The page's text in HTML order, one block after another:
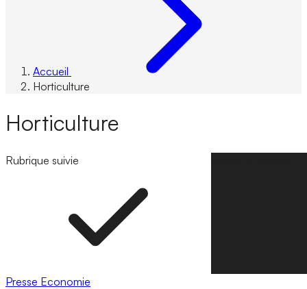
Accueil
Horticulture
Horticulture
Rubrique suivie
Presse Economie